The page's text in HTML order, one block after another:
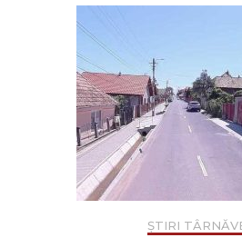
ȘTIRI